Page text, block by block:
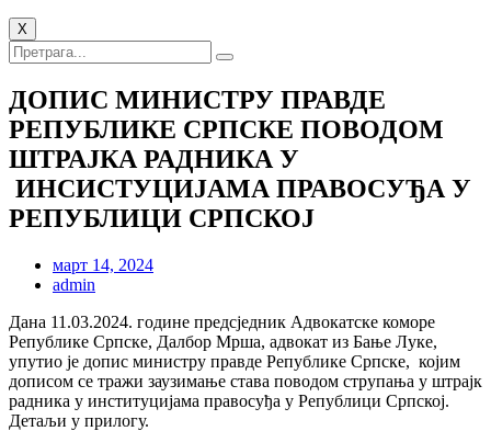
X
ДОПИС МИНИСТРУ ПРАВДЕ
РЕПУБЛИКЕ СРПСКЕ ПОВОДОМ
ШТРАЈКА РАДНИКА У
ИНСИСТУЦИЈАМА ПРАВОСУЂА У
РЕПУБЛИЦИ СРПСКОЈ
март 14, 2024
admin
Дана 11.03.2024. године предсједник Адвокатске коморе
Републике Српске, Далбор Мрша, адвокат из Бање Луке,
упутио је допис министру правде Републике Српске, којим
дописом се тражи заузимање става поводом струпања у штрајк
радника у институцијама правосуђа у Републици Српској.
Детаљи у прилогу.